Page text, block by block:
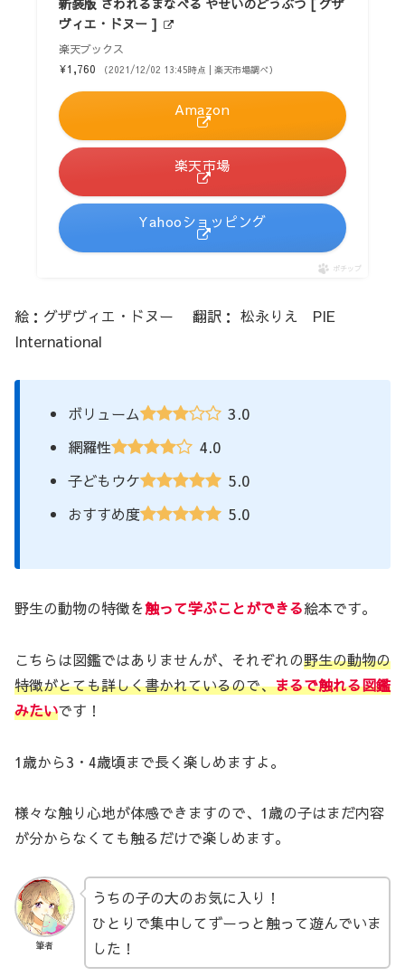
ヴィエ・ドヌー ]
楽天ブックス
¥1,760
（2021/12/02 13:45時点 | 楽天市場調べ）
Amazon
楽天市場
Yahooショッピング
ポチップ
絵：グザヴィエ・ドヌー 翻訳： 松永りえ PIE
International
ボリューム 3.0
網羅性 4.0
子どもウケ 5.0
おすすめ度 5.0
野生の動物の特徴を触って学ぶことができる絵本です。
こちらは図鑑ではありませんが、それぞれの野生の動物の
特徴がとても詳しく書かれているので、まるで触れる図鑑
みたいです！
1歳から3・4歳頃まで長く楽しめますよ。
様々な触り心地が体感できますので、1歳の子はまだ内容
が分からなくても触るだけで楽しめます。
筆者
うちの子の大のお気に入り！
ひとりで集中してずーっと触って遊んでいま
した！